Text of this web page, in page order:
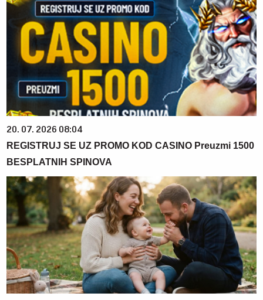
20. 07. 2026 08:04
REGISTRUJ SE UZ PROMO KOD CASINO Preuzmi 1500
BESPLATNIH SPINOVA